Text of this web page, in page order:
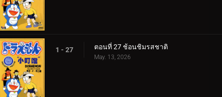
1 - 27 ตอนที่ 27 ช้อนชิมรสชาติ
May. 13, 2026